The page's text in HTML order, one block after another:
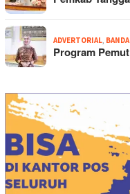
ADVERTORIAL
Program